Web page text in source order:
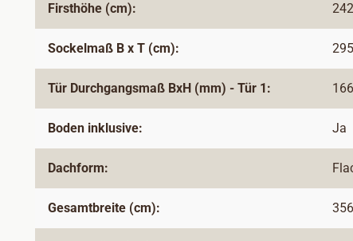
Firsthöhe (cm): 242
Sockelmaß B x T (cm):
Tür Durchgangsmaß BxH (mm) - Tür 1:
Boden inklusive: Ja
Dachform:
Gesamtbreite (cm):